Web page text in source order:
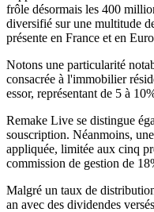
frôle désormais les 400
diversifié sur une multitude
présente en France et en
Notons une particularité
consacrée à l'immobilier
essor, représentant de 5 à
Remake Live se distingue
souscription. Néanmoins,
appliquée, limitée aux cinq
commission de gestion de
Malgré un taux de
an avec des dividendes